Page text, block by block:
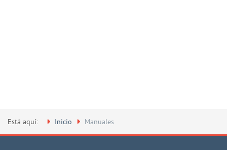
Está aquí: Inicio Manuales